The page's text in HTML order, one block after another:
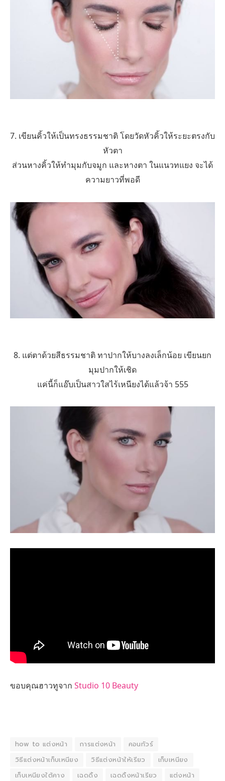
7. เขียนคิ้วให้เป็นทรงธรรมชาติ โดยวัดหัวคิ้วให้ระยะตรงกับ
หัวตา
ส่วนหางคิ้วให้ทำมุมกับจมูก และหางตา ในแนวทแยง จะได้
ความยาวที่พอดี
8. แต่ตาด้วยสีธรรมชาติ ทาปากให้บางลงเล็กน้อย เขียนยก
มุมปากให้เชิด
แค่นี้ก็แอ๊บเป็นสาวใสไร้เหนียงได้แล้วจ้า 555
ขอบคุณฮาวทูจาก Studio 10 Beauty
how to แต่งหน้า การแต่งหน้า
คอนทัวร์
วิธีแต่งหน้าเก็บเหนียง
วิธีแต่งหน้าให้เรียว
เก็บเหนียง
เก็บเหนียงใต้คาง
เฉดดิ้ง เฉดดิ้งหน้าเรียว
แต่งหน้า